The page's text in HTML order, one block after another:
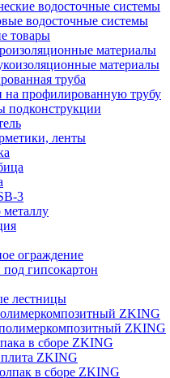
водосточные системы
водосточные системы
товары
материалы
материалы
труба
на профилированную трубу
подконструкции
ленты
3
ограждение
гипсокартон
лестницы
ZKING
ZKING
в сборе ZKING
ZKING
в сборе ZKING